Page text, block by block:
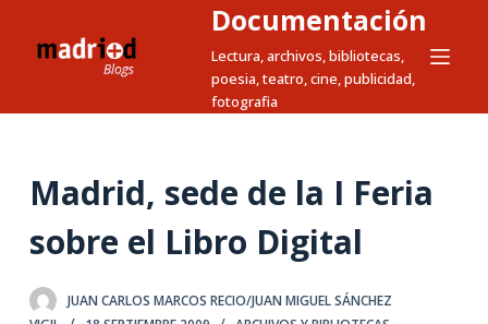
t
n
Documentación
Lectura, archivos, bibliotecas,
poesia, teatro, cine, publicidad,
fotografia
Madrid, sede de la I Feria
sobre el Libro Digital
JUAN CARLOS MARCOS RECIO/JUAN MIGUEL SÁNCHEZ